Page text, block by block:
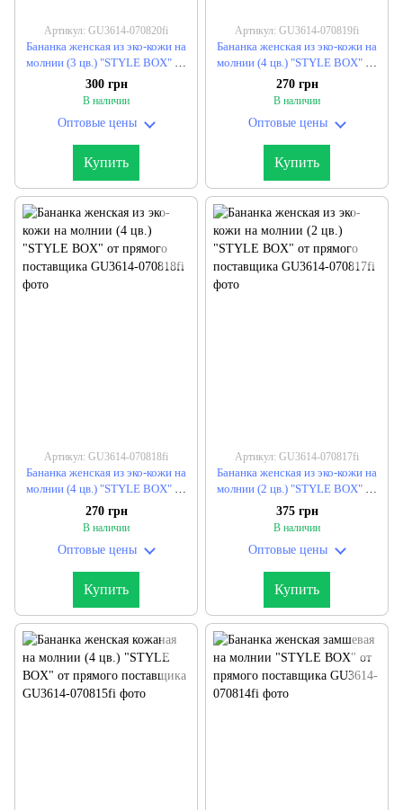
Артикул: GU3614-070820fi
Бананка женская из эко-кожи на
молнии (3 цв.) "STYLE BOX" от
прямого поставщика
300 грн
В наличии
Оптовые цены
Купить
Артикул: GU3614-070819fi
Бананка женская из эко-кожи на
молнии (4 цв.) "STYLE BOX" от
прямого поставщика
270 грн
В наличии
Оптовые цены
Купить
Артикул: GU3614-070818fi
Бананка женская из эко-кожи на
молнии (4 цв.) "STYLE BOX" от
прямого поставщика
270 грн
В наличии
Оптовые цены
Купить
Артикул: GU3614-070817fi
Бананка женская из эко-кожи на
молнии (2 цв.) "STYLE BOX" от
прямого поставщика
375 грн
В наличии
Оптовые цены
Купить